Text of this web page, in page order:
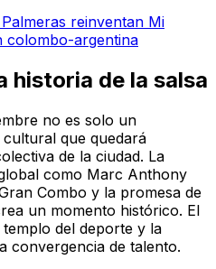
reinventan Mi
colombo-argentina
historia de la salsa
no es solo un
que quedará
de la ciudad. La
como Marc Anthony
Combo y la promesa de
un momento histórico. El
del deporte y la
convergencia de talento.